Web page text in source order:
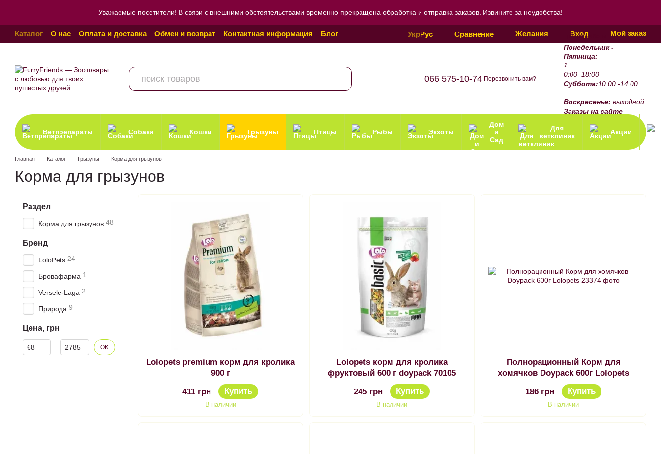
Уважаемые посетители! В связи с внешними обстоятельствами временно прекращена обработка и отправка заказов. Извините за неудобства!
Каталог О нас Оплата и доставка Обмен и возврат Контактная информация
Блог
Пользовательское соглашение
Отзывы о магазине Политика конфиденциальности
УкрРус Сравнение Желания Вход Мой заказ
066 575-10-74 Перезвонить вам?
График работы:
Понедельник -
Пятница:
1
0:00–18:00
Суббота:10:00 -14:00
Воскресенье: выходной
Заказы на сайте
Ветпрепараты
Собаки Кошки Грызуны Птицы Рыбы Экзоты
Дом
и
Сад
Для
ветклиник
Акции
Главная Каталог Грызуны Корма для грызунов
Корма для грызунов
Lolopets premium корм для кролика
900 г
411 грн Купить
В наличии
Lolopets корм для кролика
фруктовый 600 г doypack 70105
245 грн Купить
В наличии
Полнорационный Корм для
хомячков Doypack 600г Lolopets
186 грн Купить
В наличии
Раздел
Корма для грызунов 48
Бренд
LoloPets 24
Бровафарма 1
Versele-Laga 2
Природа 9
Цена, грн
От Цена, грн
До Цена, грн
OK